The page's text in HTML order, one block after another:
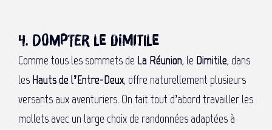
4. Dompter le Dimitile
Comme tous les sommets de La Réunion, le Dimitile, dans
les Hauts de l’Entre-Deux, offre naturellement plusieurs
versants aux aventuriers. On fait tout d’abord travailler les
mollets avec un large choix de randonnées adaptées à